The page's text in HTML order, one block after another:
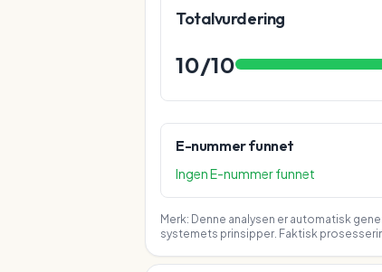
Totalvurdering
10/10
E-nummer funnet
Ingen E-nummer funnet
Merk: Denne analysen er automatisk
systemets prinsipper. Faktisk